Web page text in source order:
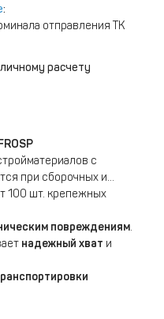
:
отправления ТК
расчету
с
при сборочных и
100 шт. крепежных
повреждениям.
надежный хват и